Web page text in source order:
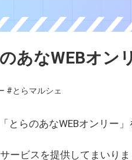
のあなWEBオ
#とらマルシェ
とらのあなWEBオンリー
ービスを提供してまいり